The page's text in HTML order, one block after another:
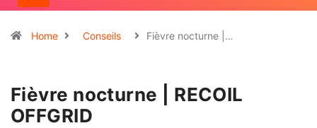
Home Conseils Fièvre nocturne |…
Fièvre nocturne | RECOIL
OFFGRID